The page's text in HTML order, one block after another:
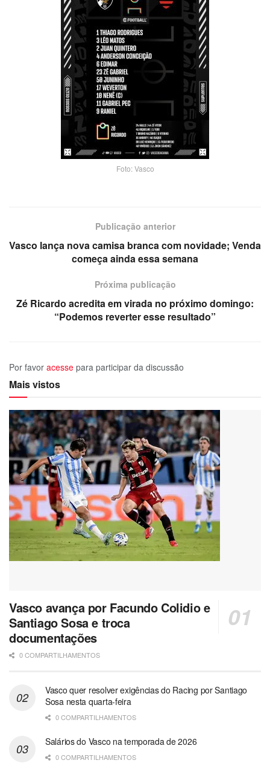
Foto: Vasco
Publicação anterior
Vasco lança nova camisa branca com novidade; Venda
começa ainda essa semana
Próxima publicação
Zé Ricardo acredita em virada no próximo domingo:
“Podemos reverter esse resultado”
Por favor acesse para participar da discussão
Mais vistos
Vasco avança por Facundo Colidio e
Santiago Sosa e troca
documentações
0 COMPARTILHAMENTOS
Vasco quer resolver exigências do Racing por Santiago
Sosa nesta quarta-feira
0 COMPARTILHAMENTOS
Salários do Vasco na temporada de 2026
0 COMPARTILHAMENTOS